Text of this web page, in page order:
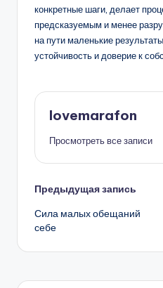
конкретные шаги, делает
предсказуемым и менее
на пути маленькие
устойчивость и доверие к
lovemarafon
Просмотреть все записи
Навигация
записи
Предыдущая запись
Сила малых обещаний
себе